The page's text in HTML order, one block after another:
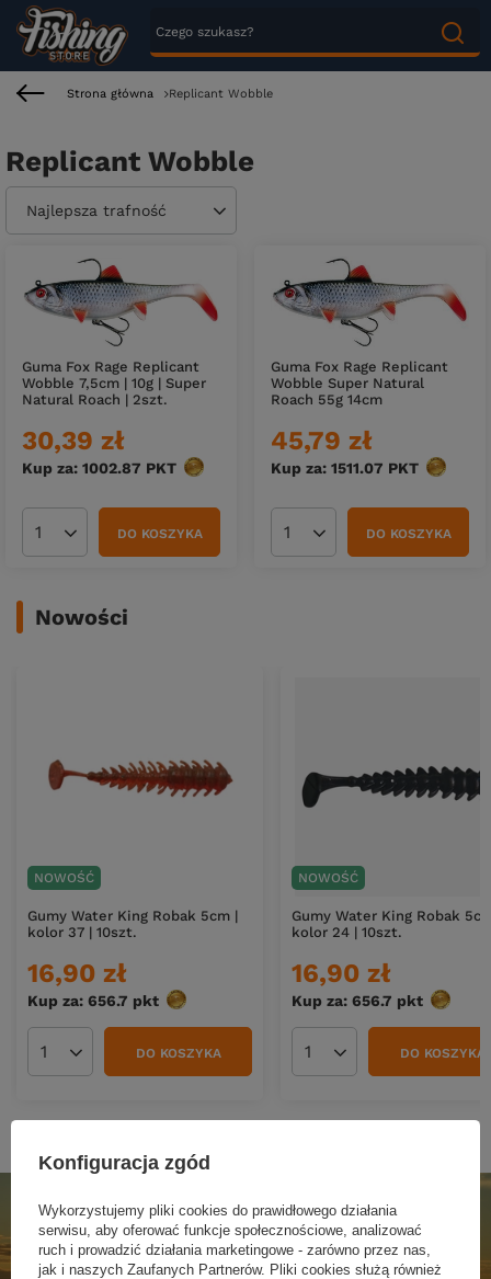
Strona główna Replicant Wobble
Replicant Wobble
Zmień sortowanie
Najlepsza trafność
Guma Fox Rage Replicant
Wobble 7,5cm | 10g | Super
Natural Roach | 2szt.
30,39 zł
Kup za: 1002.87 PKT punktów
Ilość produktówDO KOSZYKA
Guma Fox Rage Replicant
Wobble Super Natural
Roach 55g 14cm
45,79 zł
Kup za: 1511.07 PKT punktów
Ilość produktówDO KOSZYKA
Nowości
NOWOŚĆ
Gumy Water King Robak 5cm |
kolor 37 | 10szt.
16,90 zł
Kup za: 656.7 pkt punktów
Ilość produktówDO KOSZYKA
NOWOŚĆ
Gumy Water King Robak
kolor 24 | 10szt.
16,90 zł
Kup za: 656.7 pkt
Ilość produktówDO KOSZYKA
Konfiguracja zgód
Wykorzystujemy pliki cookies do prawidłowego działania
serwisu, aby oferować funkcje społecznościowe, analizować
ruch i prowadzić działania marketingowe - zarówno przez nas,
jak i naszych Zaufanych Partnerów. Pliki cookies służą również